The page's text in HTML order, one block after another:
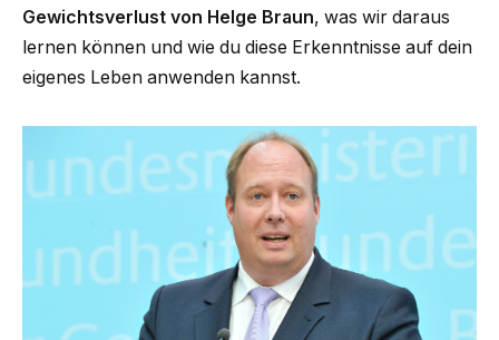
Gewichtsverlust von Helge Braun, was wir daraus
lernen können und wie du diese Erkenntnisse auf dein
eigenes Leben anwenden kannst.